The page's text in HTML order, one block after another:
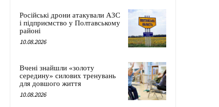
Російські дрони атакували АЗС
і підприємство у Полтавському
районі
10.08.2026
Вчені знайшли «золоту
середину» силових тренувань
для довшого життя
10.08.2026